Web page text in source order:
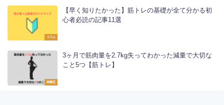
コラム
【早く知りたかった】筋トレの基礎が全て分かる初
心者必読の記事11選
体験記
3ヶ月で筋肉量を2.7kg失ってわかった減量で大切な
こと5つ【筋トレ】